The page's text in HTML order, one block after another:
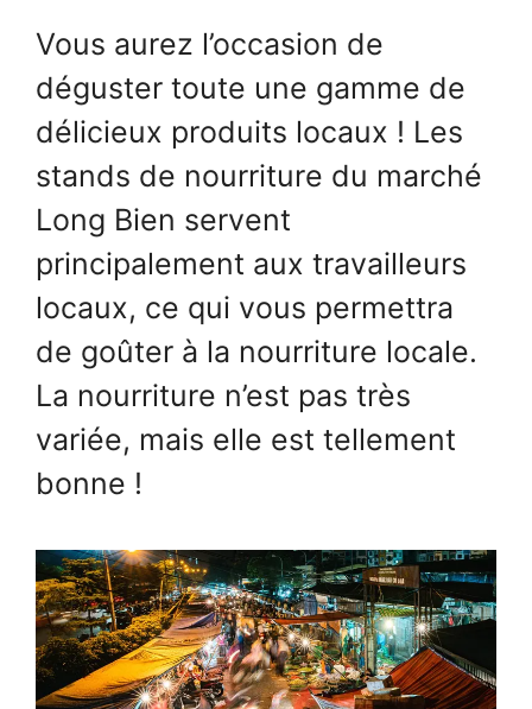
Vous aurez l’occasion de
déguster toute une gamme de
délicieux produits locaux ! Les
stands de nourriture du marché
Long Bien servent
principalement aux travailleurs
locaux, ce qui vous permettra
de goûter à la nourriture locale.
La nourriture n’est pas très
variée, mais elle est tellement
bonne !